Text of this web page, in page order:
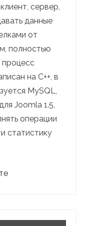
сервер,
данные
от
полностью
на C++, в
MySQL,
Joomla 1.5,
операции
статистику